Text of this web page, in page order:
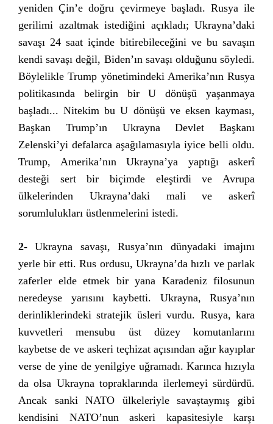
yeniden Çin’e doğru çevirmeye başladı. Rusya ile
gerilimi azaltmak istediğini açıkladı; Ukrayna’daki
savaşı 24 saat içinde bitirebileceğini ve bu savaşın
kendi savaşı değil, Biden’ın savaşı olduğunu söyledi.
Böylelikle Trump yönetimindeki Amerika’nın Rusya
politikasında belirgin bir U dönüşü yaşanmaya
başladı... Nitekim bu U dönüşü ve eksen kayması,
Başkan Trump’ın Ukrayna Devlet Başkanı
Zelenski’yi defalarca aşağılamasıyla iyice belli oldu.
Trump, Amerika’nın Ukrayna’ya yaptığı askerî
desteği sert bir biçimde eleştirdi ve Avrupa
ülkelerinden Ukrayna’daki mali ve askerî
sorumlulukları üstlenmelerini istedi.
2- Ukrayna savaşı, Rusya’nın dünyadaki imajını
yerle bir etti. Rus ordusu, Ukrayna’da hızlı ve parlak
zaferler elde etmek bir yana Karadeniz filosunun
neredeyse yarısını kaybetti. Ukrayna, Rusya’nın
derinliklerindeki stratejik üsleri vurdu. Rusya, kara
kuvvetleri mensubu üst düzey komutanlarını
kaybetse de ve askeri teçhizat açısından ağır kayıplar
verse de yine de yenilgiye uğramadı. Karınca hızıyla
da olsa Ukrayna topraklarında ilerlemeyi sürdürdü.
Ancak sanki NATO ülkeleriyle savaştaymış gibi
kendisini NATO’nun askeri kapasitesiyle karşı